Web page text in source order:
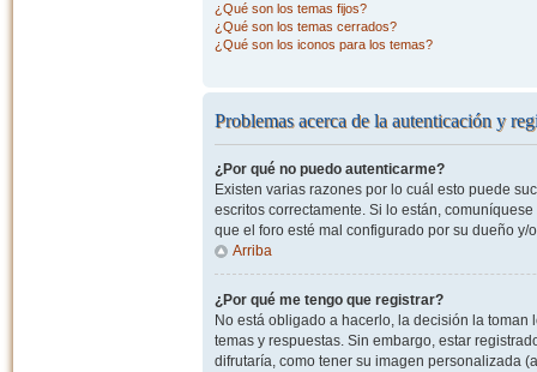
¿Qué son los temas fijos?
¿Qué son los temas cerrados?
¿Qué son los iconos para los temas?
Problemas acerca de la autenticación y
¿Por qué no puedo autenticarme?
Existen varias razones por lo cuál esto puede
escritos correctamente. Si lo están,
que el foro esté mal configurado por su dueño
Arriba
¿Por qué me tengo que registrar?
No está obligado a hacerlo, la decisión la
temas y respuestas. Sin embargo, estar
difrutaría, como tener su imagen personalizada